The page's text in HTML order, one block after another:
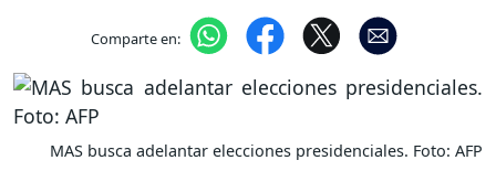
Comparte en:
MAS busca adelantar elecciones presidenciales. Foto: AFP